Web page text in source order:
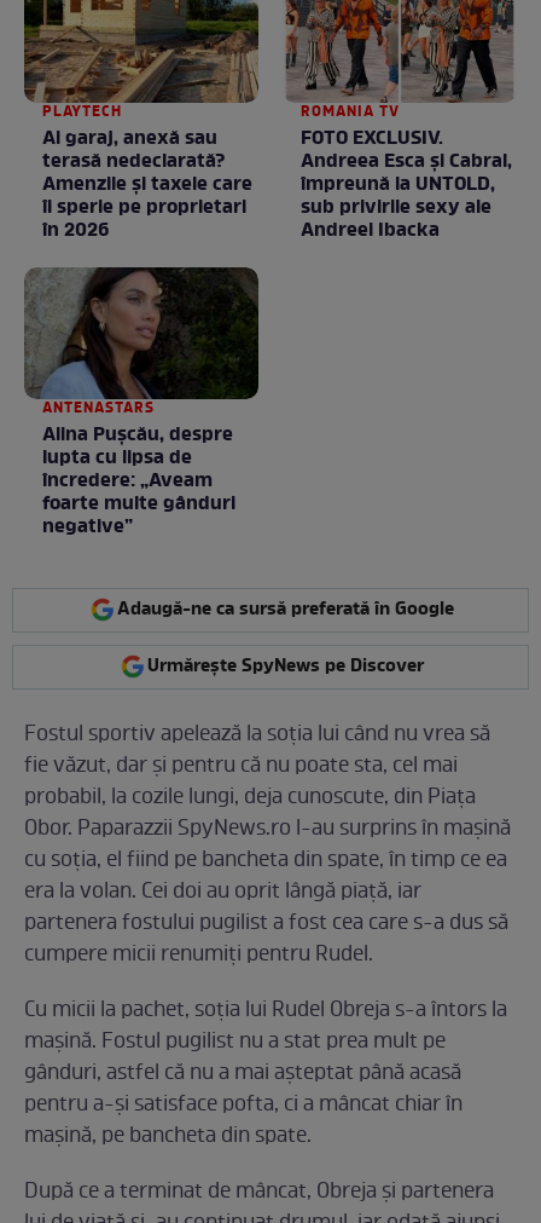
PLAYTECH
Ai garaj, anexă sau
terasă nedeclarată?
Amenzile și taxele care
îi sperie pe proprietari
în 2026
ROMANIA TV
FOTO EXCLUSIV.
Andreea Esca şi Cabral,
împreună la UNTOLD,
sub privirile sexy ale
Andreei Ibacka
ANTENASTARS
Alina Pușcău, despre
lupta cu lipsa de
încredere: „Aveam
foarte multe gânduri
negative”
Adaugă-ne ca sursă preferată în Google
Urmărește SpyNews pe Discover
Fostul sportiv apelează la soția lui când nu vrea să
fie văzut, dar și pentru că nu poate sta, cel mai
probabil, la cozile lungi, deja cunoscute, din Piața
Obor. Paparazzii SpyNews.ro l-au surprins în mașină
cu soția, el fiind pe bancheta din spate, în timp ce ea
era la volan. Cei doi au oprit lângă piață, iar
partenera fostului pugilist a fost cea care s-a dus să
cumpere micii renumiți pentru Rudel.
Cu micii la pachet, soția lui Rudel Obreja s-a întors la
mașină. Fostul pugilist nu a stat prea mult pe
gânduri, astfel că nu a mai așteptat până acasă
pentru a-și satisface pofta, ci a mâncat chiar în
mașină, pe bancheta din spate.
După ce a terminat de mâncat, Obreja și partenera